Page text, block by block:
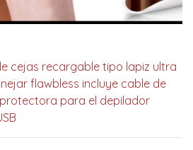
cejas recargable tipo lapiz ultra
flawbless incluye cable de
para el depilador